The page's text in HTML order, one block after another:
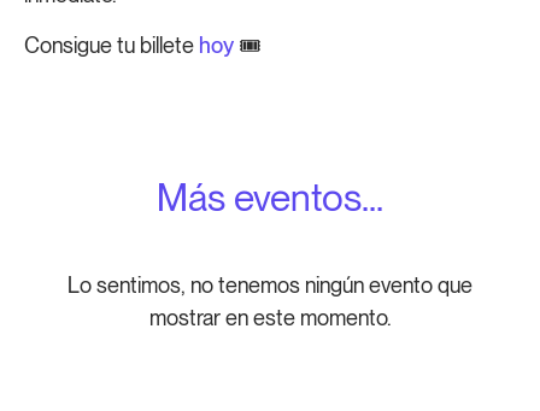
Consigue tu billete hoy 🎟️
Más eventos...
Lo sentimos, no tenemos ningún evento que
mostrar en este momento.